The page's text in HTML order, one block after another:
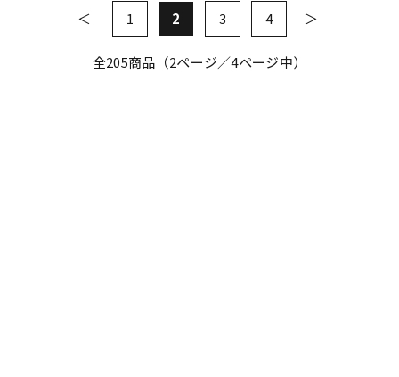
1 2 3 4
全205商品（2ページ／4ページ中）